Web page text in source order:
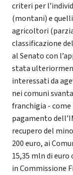
criteri per
(montani) e
agricoltori
classificazione
al Senato con
stata
interessati da
nei comuni
franchigia -
pagamento
recupero del
200 euro, ai
15,35 mln di
in Commissione